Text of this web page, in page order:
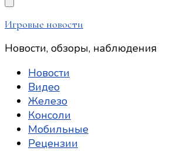
Игровые новости
Новости, обзоры, наблюдения
Новости
Видео
Железо
Консоли
Мобильные
Рецензии